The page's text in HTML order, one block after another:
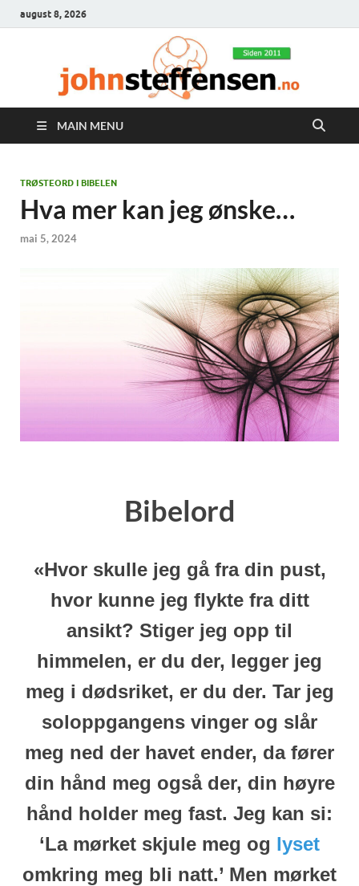
august 8, 2026
MAIN MENU
TRØSTEORD I BIBELEN
Hva mer kan jeg ønske…
mai 5, 2024
Bibelord
«Hvor skulle jeg gå fra din pust,
hvor kunne jeg flykte fra ditt
ansikt? Stiger jeg opp til
himmelen, er du der, legger jeg
meg i dødsriket, er du der. Tar jeg
soloppgangens vinger og slår
meg ned der havet ender, da fører
din hånd meg også der, din høyre
hånd holder meg fast. Jeg kan si:
‘La mørket skjule meg og lyset
omkring meg bli natt.’ Men mørket